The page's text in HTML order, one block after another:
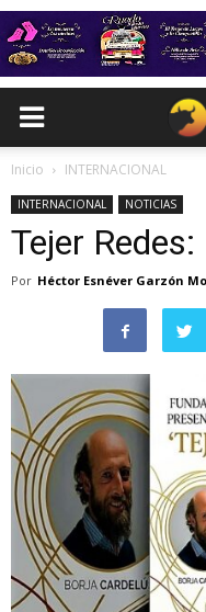
Inicio INTERNACIONAL
INTERNACIONAL NOTICIAS
Tejer
Por Héctor Esnéver Garzón